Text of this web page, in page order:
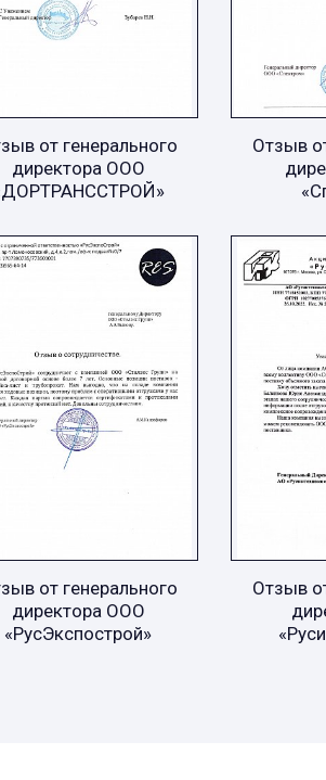
от генерального
директора ООО
Отзыв
от генерального
директора ООО
«РусЭкспострой»
Отзыв